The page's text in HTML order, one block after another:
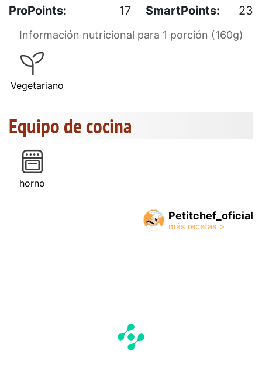
ProPoints:
17 SmartPoints: 23
Información nutricional para 1 porción (160g)
Vegetariano
Equipo de cocina
horno
Petitchef_oficial